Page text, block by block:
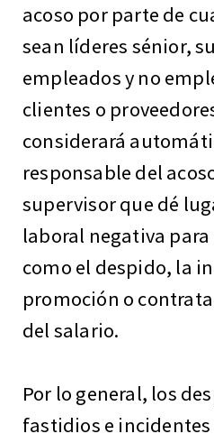
acoso por parte de
sean líderes sénior,
empleados y no
clientes o
considerará
responsable del
supervisor que dé
laboral negativa
como el despido, la
promoción o
del salario.
Por lo general, los
fastidios e